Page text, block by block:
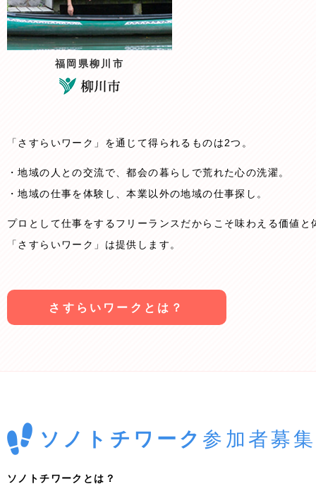
福岡県柳川市
「さすらいワーク」を通じて得られるものは2つ。
地域の人との交流で、都会の暮らしで荒れた心の洗濯。
地域の仕事を体験し、本業以外の地域の仕事探し。
プロとして仕事をするフリーランスだからこそ味わえる価値と
「さすらいワーク」は提供します。
さすらいワークとは？
ソノトチワーク 参加者募
ソノトチワークとは？